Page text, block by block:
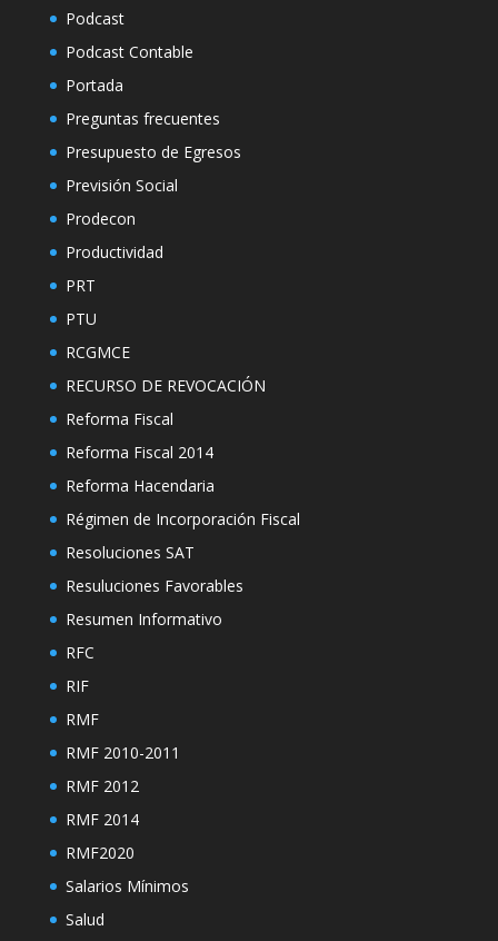
Podcast
Podcast Contable
Portada
Preguntas frecuentes
Presupuesto de Egresos
Previsión Social
Prodecon
Productividad
PRT
PTU
RCGMCE
RECURSO DE REVOCACIÓN
Reforma Fiscal
Reforma Fiscal 2014
Reforma Hacendaria
Régimen de Incorporación Fiscal
Resoluciones SAT
Resuluciones Favorables
Resumen Informativo
RFC
RIF
RMF
RMF 2010-2011
RMF 2012
RMF 2014
RMF2020
Salarios Mínimos
Salud